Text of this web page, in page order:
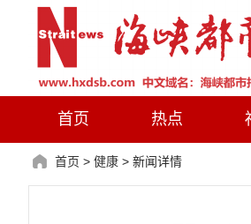
首页 热点
首页 > 健康 > 新闻详情